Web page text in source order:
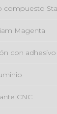
compuesto
Magenta
con
CNC